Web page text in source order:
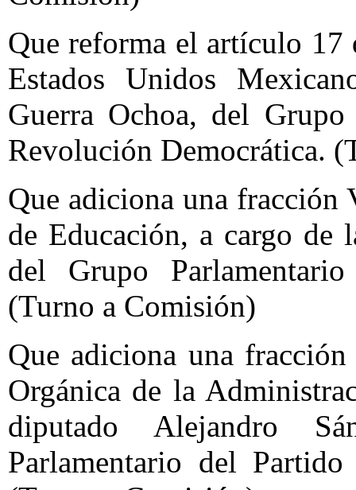
Que reforma el artículo
Estados Unidos
Guerra Ochoa, del
Revolución Democrática.
Que adiciona una
de Educación, a cargo de
del Grupo
(Turno a Comisión)
Que adiciona una
Orgánica de la
diputado Alejandro
Parlamentario del